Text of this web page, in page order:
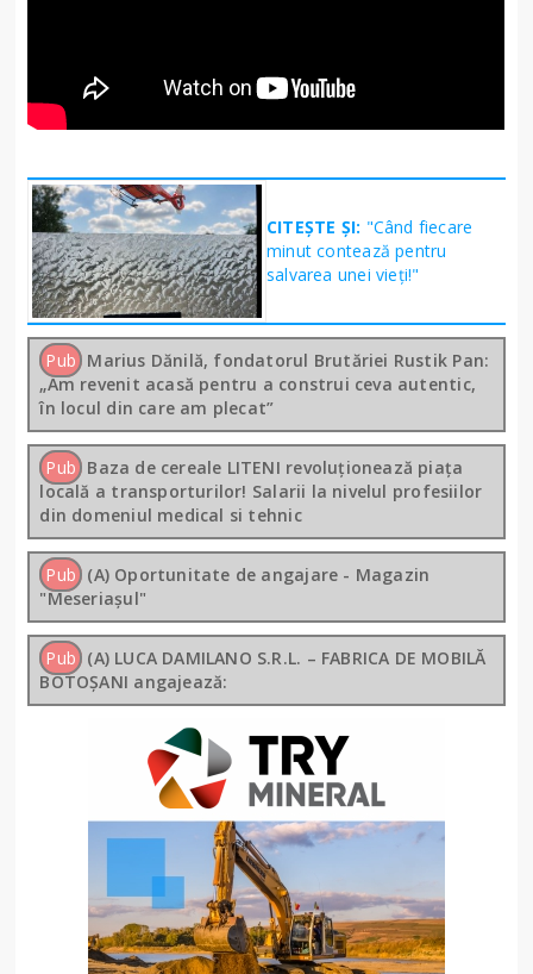
CITEȘTE ȘI: "Când fiecare
minut contează pentru
salvarea unei vieți!"
Pub Marius Dănilă, fondatorul Brutăriei Rustik Pan:
„Am revenit acasă pentru a construi ceva autentic,
în locul din care am plecat”
Pub Baza de cereale LITENI revoluționează piața
locală a transporturilor! Salarii la nivelul profesiilor
din domeniul medical si tehnic
Pub (A) Oportunitate de angajare - Magazin
"Meseriașul"
Pub (A) LUCA DAMILANO S.R.L. – FABRICA DE MOBILĂ
BOTOȘANI angajează: